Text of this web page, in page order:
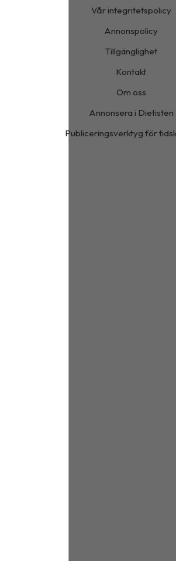
Vår integritetspolicy
Annonspolicy
Tillgänglighet
Kontakt
Om oss
Annonsera i Dietisten
Publiceringsverktyg för